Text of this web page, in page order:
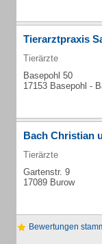
Tierarztpraxis
Tierärzte
Basepohl 50
17153 Basepohl -
Bach Christian
Tierärzte
Gartenstr. 9
17089 Burow
Bewertungen